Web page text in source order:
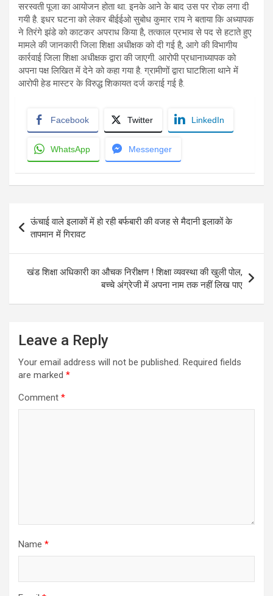
सरस्वती पूजा का आयोजन होता था. इनके आने के बाद उस पर रोक लगा दी
गयी है. इधर घटना को लेकर बीईईओ सुबोध कुमार राय ने बताया कि अध्यापक
ने तिरंगे झंडे को काटकर अपराध किया है, तत्काल प्रभाव से पद से हटाते हुए
मामले की जानकारी जिला शिक्षा अधीक्षक को दी गई है, आगे की विभागीय
कार्रवाई जिला शिक्षा अधीक्षक द्वारा की जाएगी. आरोपी प्रधानाध्यापक को
अपना पक्ष लिखित में देने को कहा गया है. ग्रामीणों द्वारा घाटशिला थाने में
आरोपी हेड मास्टर के विरुद्ध शिकायत दर्ज कराई गई है.
Facebook Twitter LinkedIn
WhatsApp Messenger
navigation
ऊंचाई वाले इलाकों में हो रही बर्फबारी की वजह से मैदानी इलाकों के
तापमान में गिरावट
खंड शिक्षा अधिकारी का औचक निरीक्षण ! शिक्षा व्यवस्था की खुली पोल,
बच्चे अंग्रेजी में अपना नाम तक नहीं लिख पाए
Leave a Reply
Your email address will not be published. Required fields
are marked *
Comment *
Name *